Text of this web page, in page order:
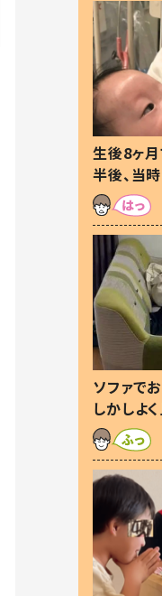
生後8ヶ
半後、当
た本音とは
ソファで
しかしよ
察した母
す！」「現行